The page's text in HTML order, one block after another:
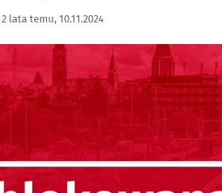
2 lata temu, 10.11.2024